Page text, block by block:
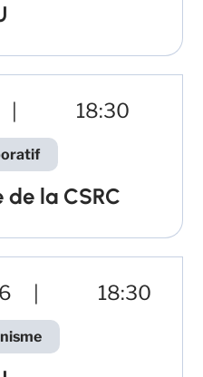
18:30
de la CSRC
18:30